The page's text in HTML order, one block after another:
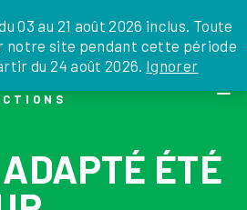
03 au 21 août 2026 inclus. Toute
notre site pendant cette période
du 24 août 2026. Ignorer
NOUS SOUTENIR
DEPUIS LA FRANCE
DEPUIS L’INTERNATIONAL
EN TANT QU’ORGANISATION
0 ARTICLE
ÉTÉ